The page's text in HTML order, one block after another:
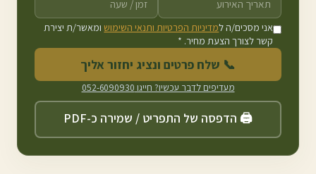
אני מסכים/ה למדיניות הפרטיות ותנאי השימושומאשר/ת יצירת
קשר לצורך הצעת מחיר. *
📞 שלח פרטים ונציג יחזור אליך
מעדיפים לדבר עכשיו? חייגו 052-6090930
🖨️ הדפסה של התפריט / שמירה כ-PDF